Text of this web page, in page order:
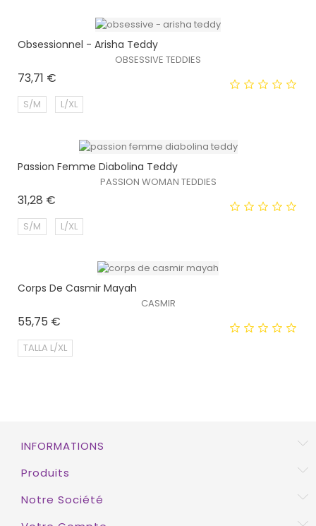
HORS STOCK
HORS STOCK
EXCLUSIVITÉ WEB !
Obsessionnel - Arisha Teddy
OBSESSIVE TEDDIES
73,71 €
S/M L/XL
EXCLUSIVITÉ WEB !
Passion Femme Diabolina Teddy
PASSION WOMAN TEDDIES
31,28 €
S/M L/XL
Corps De Casmir Mayah
CASMIR
55,75 €
TALLA L/XL
INFORMATIONS
Produits
Notre Société